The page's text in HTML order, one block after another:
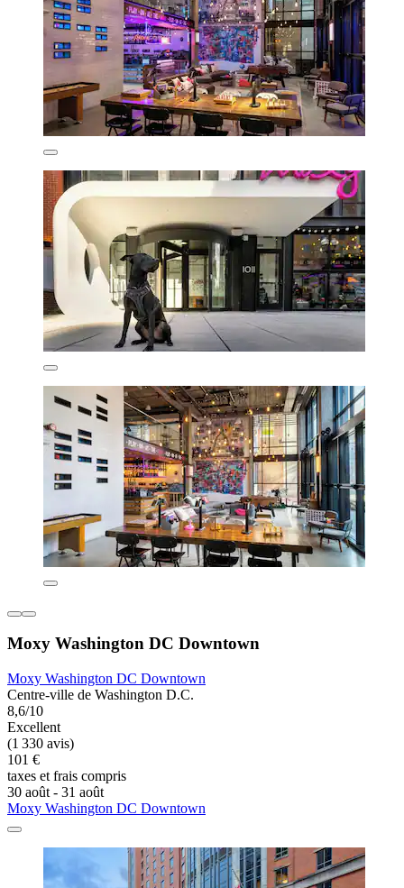
Moxy Washington DC Downtown
Moxy Washington DC Downtown
Centre-ville de Washington D.C.
8,6/10
Excellent
(1 330 avis)
101 €
taxes et frais compris
30 août - 31 août
Moxy Washington DC Downtown